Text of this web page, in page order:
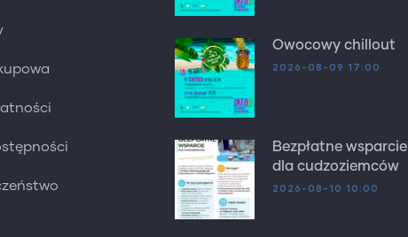
Owocowy chillout
2026-08-09 17:00
Bezpłatne wsparcie
dla cudzoziemców
2026-08-10 10:00